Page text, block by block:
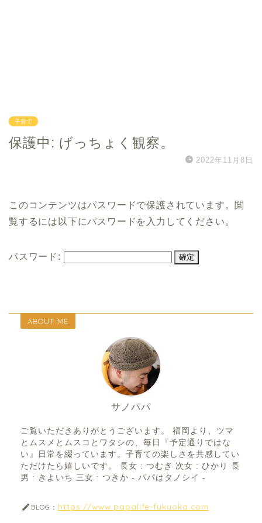
子育て
保護中: げっちょく観察。
2022年11月8日
このコンテンツはパスワードで保護されています。閲
覧するには以下にパスワードを入力してください。
パスワード:
ABOUT ME
サノパパ
ご覧いただきありがとうございます。 福岡より、ツマ
とムスメとムスコとワタシの、毎日『予定通りではな
い』日常を綴っています。子育ての楽しさを共感してい
ただけたら嬉しいです。 長女 : つむぎ 次女 : ひかり 長
男 : きよいち 三女 : つきか - パパはタノシイ -
BLOG： https://www.papalife-fukuoka.com